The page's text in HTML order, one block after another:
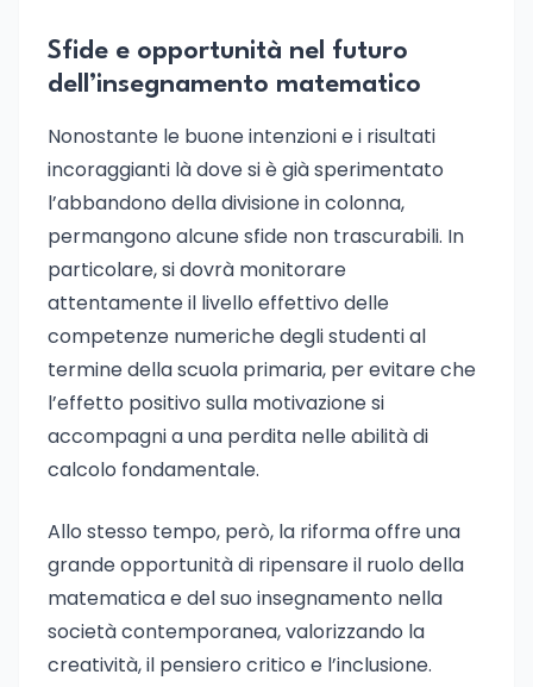
Sfide e opportunità nel futuro
dell’insegnamento matematico
Nonostante le buone intenzioni e i risultati
incoraggianti là dove si è già sperimentato
l’abbandono della divisione in colonna,
permangono alcune sfide non trascurabili. In
particolare, si dovrà monitorare
attentamente il livello effettivo delle
competenze numeriche degli studenti al
termine della scuola primaria, per evitare che
l’effetto positivo sulla motivazione si
accompagni a una perdita nelle abilità di
calcolo fondamentale.
Allo stesso tempo, però, la riforma offre una
grande opportunità di ripensare il ruolo della
matematica e del suo insegnamento nella
società contemporanea, valorizzando la
creatività, il pensiero critico e l’inclusione.